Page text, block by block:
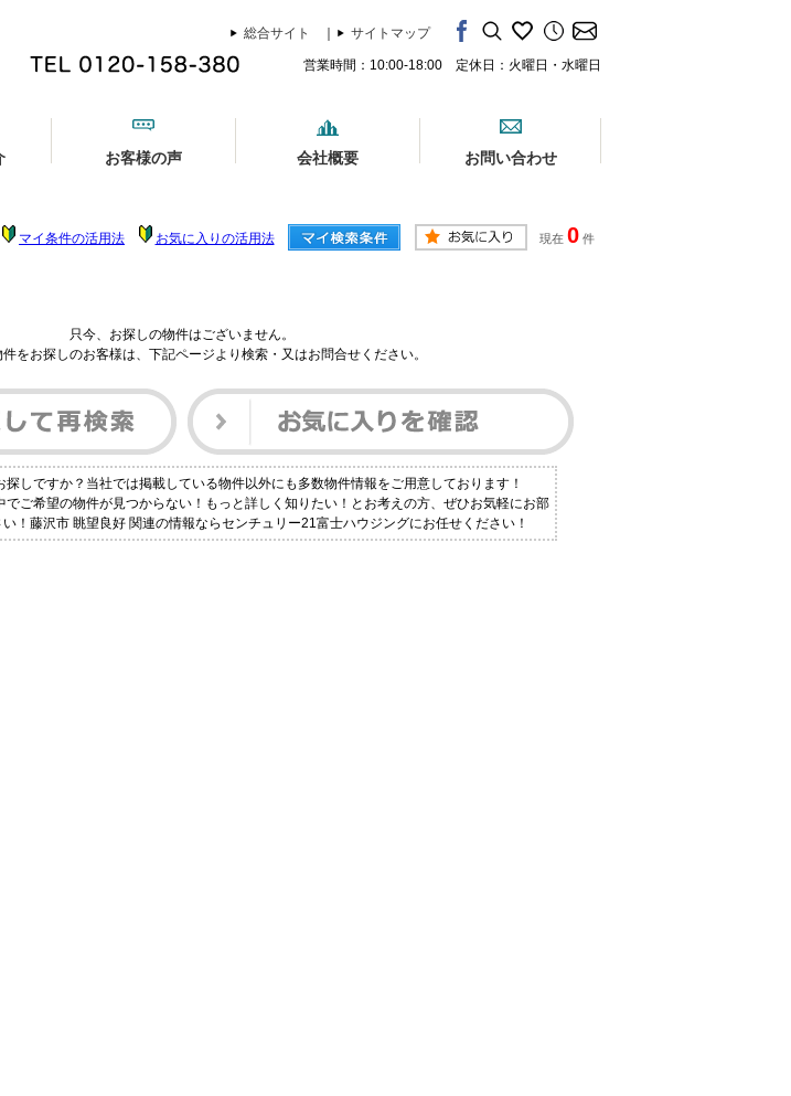
総合サイト
サイトマップ
営業時間：10:00-18:00 定休日：火曜日・水曜日
お客様の声 会社概要 お問い合わせ
マイ条件の活用法 お気に入りの活用法 現在 0 件
只今、お探しの物件はございません。
をお探しのお客様は、下記ページより検索・又はお問合せください。
しですか？当社では掲載している物件以外にも多数物件情報をご用意しております！
でご希望の物件が見つからない！もっと詳しく知りたい！とお考えの方、ぜひお気軽にお部
！藤沢市 眺望良好 関連の情報ならセンチュリー21富士ハウジングにお任せください！